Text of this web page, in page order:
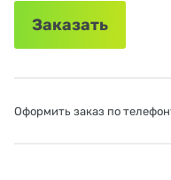
Заказать
Оформить заказ по